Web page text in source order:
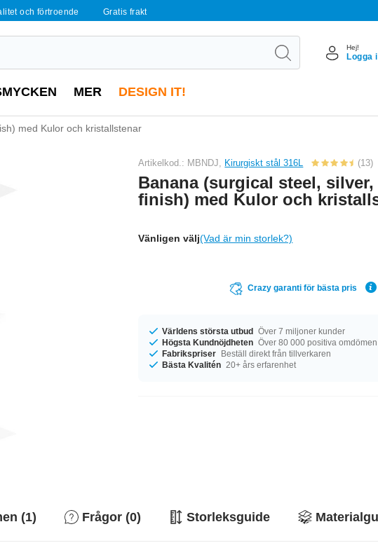
och förtroende Gratis frakt
Hej!
Logga
MER DESIGN IT!
med Kulor och kristallstenar
Artikelkod.: MBNDJ, Kirurgiskt stål 316L (13)
Banana (surgical steel,
finish) med Kulor och
Vänligen välj(Vad är min storlek?)
Crazy garanti för bästa pris
Världens största utbud Över 7 miljoner kunder
Högsta Kundnöjdheten Över 80 000 positiva omdömen
Fabrikspriser Beställ direkt från tillverkaren
Bästa Kvalitén 20+ års erfarenhet
(1) Frågor (0) Storleksguide